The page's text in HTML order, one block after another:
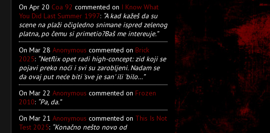
On Apr 20 Coa 92 commented on I Know What
You Did Last Summer 1997: “A kad kažeš da su
scene na plaži očigledno snimane ispred zelenog
platna, po čemu si primetio?Baš me intereuje.”
On Mar 28 Anonymous commented on Brick
2025: “Netflix opet radi high-concept: zid koji se
pojavi preko noći i svi su zarobljeni. Nadam se
da ovaj put neće biti 'sve je san' ili 'bilo…”
On Mar 22 Anonymous commented on Frozen
2010: “Pa, da.”
On Mar 21 Anonymous commented on This Is Not
Test 2025: “Konačno nešto novo od